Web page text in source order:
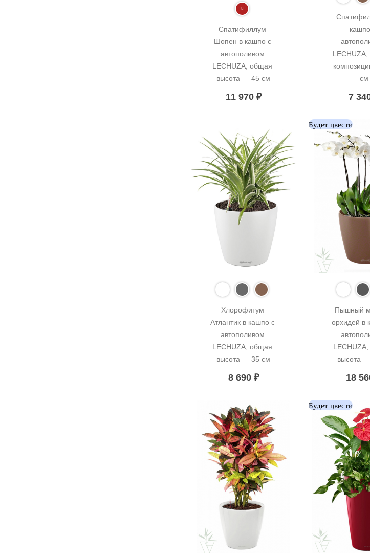
Спатифиллум
Шопен в кашпо с
автополивом
LECHUZA, общая
высота — 45 см
11 970 ₽
LECHUZA,
см
7
Хлорофитум
Атлантик в кашпо с
автополивом
LECHUZA, общая
высота — 35 см
8 690 ₽
Будет цвести
Пышный
орхидей в
высота
18
Будет цвести